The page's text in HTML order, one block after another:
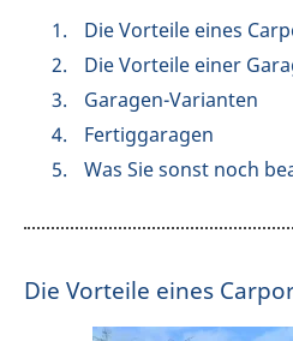
Die Vorteile eines
Die Vorteile einer
Garagen-Varianten
Fertiggaragen
Was Sie sonst noch
Die Vorteile eines